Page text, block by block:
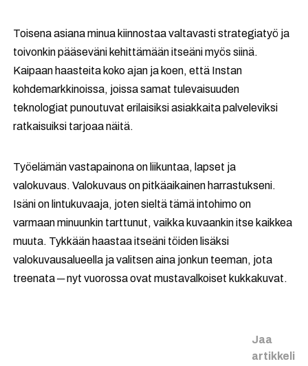
Toisena asiana minua kiinnostaa valtavasti strategiatyö ja
toivonkin pääseväni kehittämään itseäni myös siinä.
Kaipaan haasteita koko ajan ja koen, että Instan
kohdemarkkinoissa, joissa samat tulevaisuuden
teknologiat punoutuvat erilaisiksi asiakkaita palveleviksi
ratkaisuiksi tarjoaa näitä.
Työelämän vastapainona on liikuntaa, lapset ja
valokuvaus. Valokuvaus on pitkäaikainen harrastukseni.
Isäni on lintukuvaaja, joten sieltä tämä intohimo on
varmaan minuunkin tarttunut, vaikka kuvaankin itse kaikkea
muuta. Tykkään haastaa itseäni töiden lisäksi
valokuvausalueella ja valitsen aina jonkun teeman, jota
treenata ─ nyt vuorossa ovat mustavalkoiset kukkakuvat.
Jaa
artikkeli